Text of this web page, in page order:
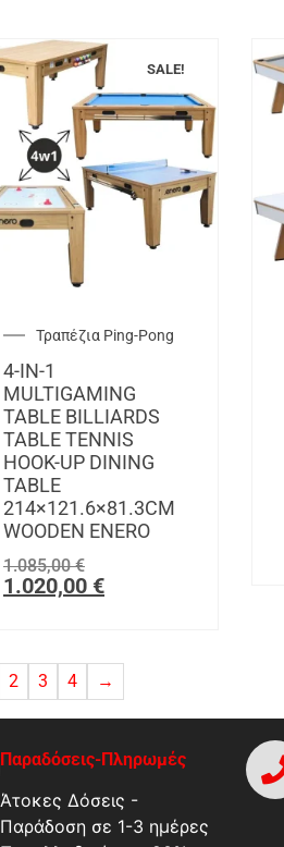
SALE!
Τραπέζια Ping-Pong
4-IN-1
MULTIGAMING
TABLE BILLIARDS
TABLE TENNIS
HOOK-UP DINING
TABLE
214×121.6×81.3CM
WOODEN ENERO
1.085,00€
1.020,00 €
2 3 4 →
Παραδόσεις-Πληρωμές
Άτοκες Δόσεις -
Παράδοση σε 1-3 ημέρες